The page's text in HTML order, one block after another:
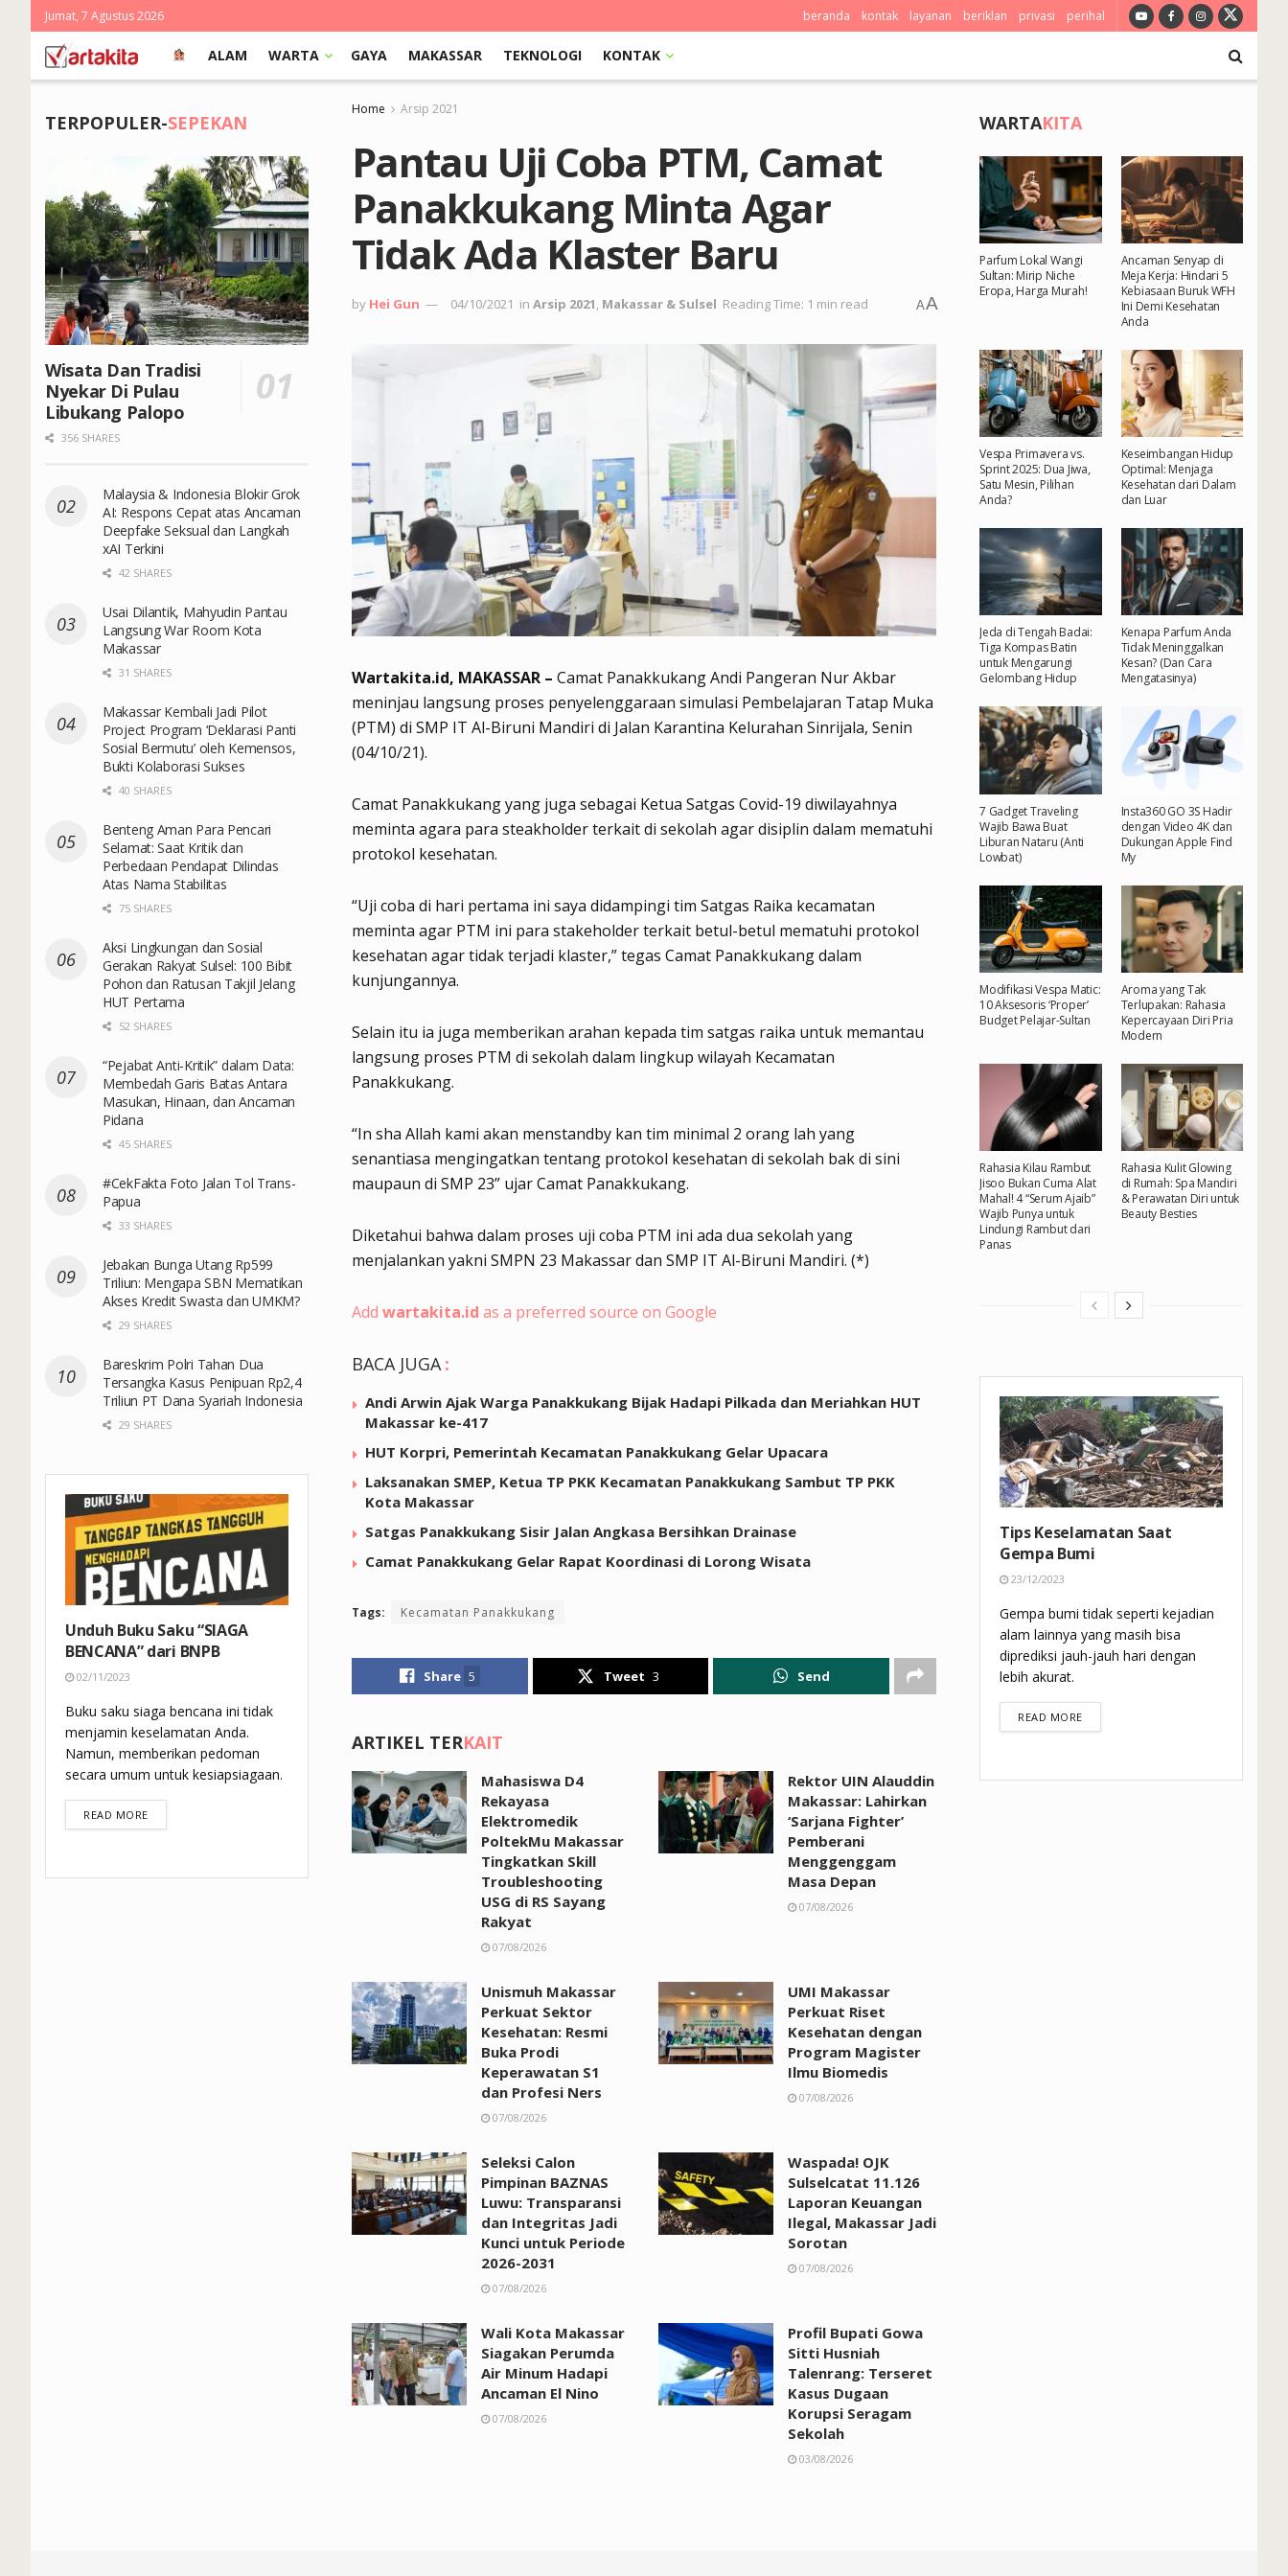
Jumat, 7 Agustus 2026 beranda kontak layanan beriklan privasi perihal
ALAM WARTA GAYA MAKASSAR TEKNOLOGI KONTAK
Home Arsip 2021
Pantau Uji Coba PTM, Camat
Panakkukang Minta Agar
Tidak Ada Klaster Baru
by Hei Gun 04/10/2021 in Arsip 2021, Makassar & Sulsel Reading Time: 1 min read AA
Wartakita.id, MAKASSAR – Camat Panakkukang Andi Pangeran Nur Akbar
meninjau langsung proses penyelenggaraan simulasi Pembelajaran Tatap Muka
(PTM) di SMP IT Al-Biruni Mandiri di Jalan Karantina Kelurahan Sinrijala, Senin
(04/10/21).
Camat Panakkukang yang juga sebagai Ketua Satgas Covid-19 diwilayahnya
meminta agara para steakholder terkait di sekolah agar disiplin dalam mematuhi
protokol kesehatan.
“Uji coba di hari pertama ini saya didampingi tim Satgas Raika kecamatan
meminta agar PTM ini para stakeholder terkait betul-betul mematuhi protokol
kesehatan agar tidak terjadi klaster,” tegas Camat Panakkukang dalam
kunjungannya.
Selain itu ia juga memberikan arahan kepada tim satgas raika untuk memantau
langsung proses PTM di sekolah dalam lingkup wilayah Kecamatan
Panakkukang.
“In sha Allah kami akan menstandby kan tim minimal 2 orang lah yang
senantiasa mengingatkan tentang protokol kesehatan di sekolah bak di sini
maupaun di SMP 23” ujar Camat Panakkukang.
Diketahui bahwa dalam proses uji coba PTM ini ada dua sekolah yang
menjalankan yakni SMPN 23 Makassar dan SMP IT Al-Biruni Mandiri. (*)
Add wartakita.id as a preferred source on Google
BACA JUGA :
Andi Arwin Ajak Warga Panakkukang Bijak Hadapi Pilkada dan Meriahkan HUT
Makassar ke-417
HUT Korpri, Pemerintah Kecamatan Panakkukang Gelar Upacara
Laksanakan SMEP, Ketua TP PKK Kecamatan Panakkukang Sambut TP PKK
Kota Makassar
Satgas Panakkukang Sisir Jalan Angkasa Bersihkan Drainase
Camat Panakkukang Gelar Rapat Koordinasi di Lorong Wisata
Tags: Kecamatan Panakkukang
Share 5 Tweet 3 Send
ARTIKEL TERKAIT
Mahasiswa D4
Rekayasa
Elektromedik
PoltekMu Makassar
Tingkatkan Skill
Troubleshooting
USG di RS Sayang
Rakyat
07/08/2026
Rektor UIN Alauddin
Makassar: Lahirkan
‘Sarjana Fighter’
Pemberani
Menggenggam
Masa Depan
07/08/2026
Unismuh Makassar
Perkuat Sektor
Kesehatan: Resmi
Buka Prodi
Keperawatan S1
dan Profesi Ners
07/08/2026
UMI Makassar
Perkuat Riset
Kesehatan dengan
Program Magister
Ilmu Biomedis
07/08/2026
Seleksi Calon
Pimpinan BAZNAS
Luwu: Transparansi
dan Integritas Jadi
Kunci untuk Periode
2026-2031
07/08/2026
Waspada! OJK
Sulselcatat 11.126
Laporan Keuangan
Ilegal, Makassar Jadi
Sorotan
07/08/2026
Wali Kota Makassar
Siagakan Perumda
Air Minum Hadapi
Ancaman El Nino
07/08/2026
Profil Bupati Gowa
Sitti Husniah
Talenrang: Terseret
Kasus Dugaan
Korupsi Seragam
Sekolah
03/08/2026
TERPOPULER-SEPEKAN
Wisata Dan Tradisi
Nyekar Di Pulau
Libukang Palopo
356 SHARES
Malaysia & Indonesia Blokir Grok
AI: Respons Cepat atas Ancaman
Deepfake Seksual dan Langkah
xAI Terkini
42 SHARES
Usai Dilantik, Mahyudin Pantau
Langsung War Room Kota
Makassar
31 SHARES
Makassar Kembali Jadi Pilot
Project Program ‘Deklarasi Panti
Sosial Bermutu’ oleh Kemensos,
Bukti Kolaborasi Sukses
40 SHARES
Benteng Aman Para Pencari
Selamat: Saat Kritik dan
Perbedaan Pendapat Dilindas
Atas Nama Stabilitas
75 SHARES
Aksi Lingkungan dan Sosial
Gerakan Rakyat Sulsel: 100 Bibit
Pohon dan Ratusan Takjil Jelang
HUT Pertama
52 SHARES
“Pejabat Anti-Kritik” dalam Data:
Membedah Garis Batas Antara
Masukan, Hinaan, dan Ancaman
Pidana
45 SHARES
#CekFakta Foto Jalan Tol Trans-
Papua
33 SHARES
Jebakan Bunga Utang Rp599
Triliun: Mengapa SBN Mematikan
Akses Kredit Swasta dan UMKM?
29 SHARES
Bareskrim Polri Tahan Dua
Tersangka Kasus Penipuan Rp2,4
Triliun PT Dana Syariah Indonesia
29 SHARES
Unduh Buku Saku “SIAGA
BENCANA” dari BNPB
02/11/2023
Buku saku siaga bencana ini tidak
menjamin keselamatan Anda.
Namun, memberikan pedoman
secara umum untuk kesiapsiagaan.
READ MOREDETAILS
WARTAKITA
Parfum Lokal Wangi
Sultan: Mirip Niche
Eropa, Harga Murah!
Ancaman Senyap di
Meja Kerja: Hindari 5
Kebiasaan Buruk WFH
Ini Demi Kesehatan
Anda
Vespa Primavera vs.
Sprint 2025: Dua Jiwa,
Satu Mesin, Pilihan
Anda?
Keseimbangan Hidup
Optimal: Menjaga
Kesehatan dari Dalam
dan Luar
Jeda di Tengah Badai:
Tiga Kompas Batin
untuk Mengarungi
Gelombang Hidup
Kenapa Parfum Anda
Tidak Meninggalkan
Kesan? (Dan Cara
Mengatasinya)
7 Gadget Traveling
Wajib Bawa Buat
Liburan Nataru (Anti
Lowbat)
Insta360 GO 3S Hadir
dengan Video 4K dan
Dukungan Apple Find
My
Modifikasi Vespa Matic:
10 Aksesoris ‘Proper’
Budget Pelajar-Sultan
Aroma yang Tak
Terlupakan: Rahasia
Kepercayaan Diri Pria
Modern
Rahasia Kilau Rambut
Jisoo Bukan Cuma Alat
Mahal! 4 “Serum Ajaib”
Wajib Punya untuk
Lindungi Rambut dari
Panas
Rahasia Kulit Glowing
di Rumah: Spa Mandiri
& Perawatan Diri untuk
Beauty Besties
Tips Keselamatan Saat
Gempa Bumi
23/12/2023
Gempa bumi tidak seperti kejadian
alam lainnya yang masih bisa
diprediksi jauh-jauh hari dengan
lebih akurat.
READ MOREDETAILS